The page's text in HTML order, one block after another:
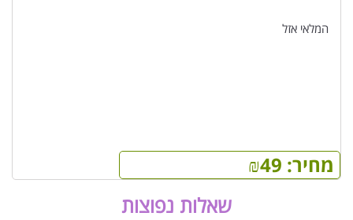
מחיר: ₪49
המלאי אזל
שאלות נפוצות